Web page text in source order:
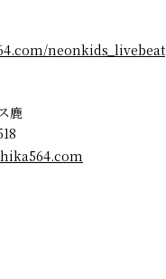
neonkids_livebeat
鹿